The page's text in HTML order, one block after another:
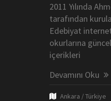
2011 Yılında
tarafından
Edebiyat
okurlarına
içerikleri
Devamını Oku
Ankara / Türkiye